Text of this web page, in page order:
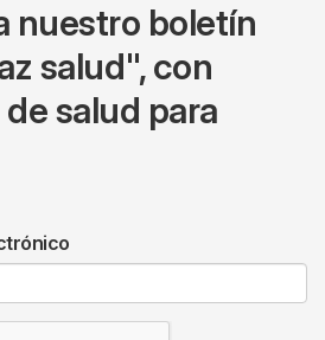
nuestro boletín
salud", con
salud para